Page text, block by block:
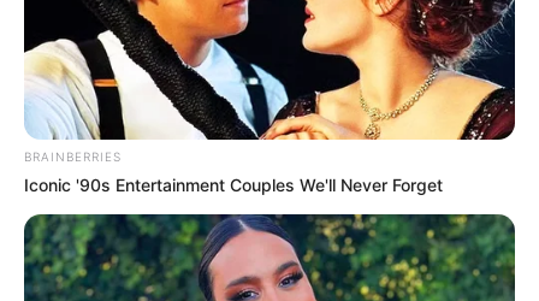
BRAINBERRIES
Iconic '90s Entertainment Couples We'll Never Forget